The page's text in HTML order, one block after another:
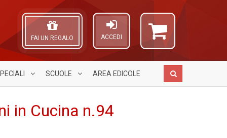
ACCEDI
FAI UN REGALO
SCUOLE AREA EDICOLE
in Cucina n.94